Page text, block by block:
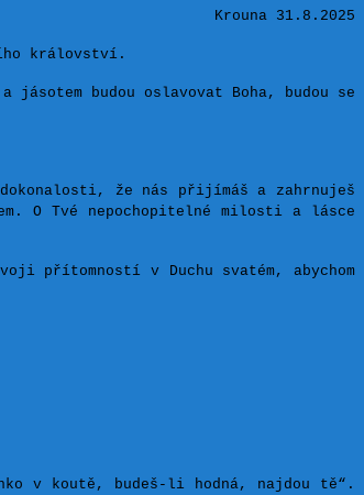
Krouna 31.8.2025
království.
budou oslavovat Boha, budou se
že nás přijímáš a zahrnuješ
O Tvé nepochopitelné milosti a lásce
přítomností v Duchu svatém, abychom
v koutě, budeš-li hodná, najdou tě“.